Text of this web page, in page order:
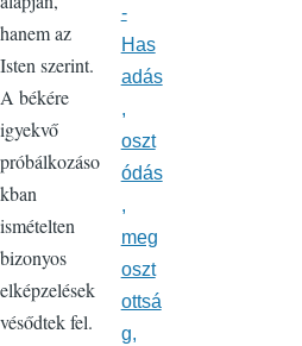
hanem az
Isten szerint.
A békére
igyekvő
próbálkozáso
kban
ismételten
bizonyos
elképzelések
vésődtek fel.
-
Has
adás
,
oszt
ódás
,
meg
oszt
ottsá
g,